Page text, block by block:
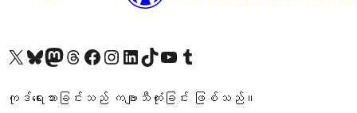
ကျွန်ုပ်တို့၏ X (ယခင် Twitter) အကောင့်သို့ သွားရောက်ကြည့်ရှုပါကျွန်ုပ်တို့၏ Bluesky အကောင့်သို့ ဝင်ရောက်ကြည့်ရှုရန်
ကျွန်ုပ်တို့၏ Mastodon အကောင့်သို့ သွားရောက်ကြည့်ရှုပါကျွန်ုပ်တို့၏ Threads အကောင့်သို့ ဝင်ရောက်ကြည့်ရှုရန်
ကျွန်ုပ်တို့၏ Facebook စာမျက်နှာသို့ သွားရောက်ကြည့်ရှုပါကျွန်ုပ်တို့၏ Instagram အကောင့်သို့ သွားရောက်ကြည့်ရှုပါ ကျွန်ုပ်တို့၏ LinkedIn အကောင့်သို့ သွားရောက်ကြည့်ရှုပါကျွန်ုပ်တို့၏ TikTok အကောင့်သို့ ဝင်ရောက်ကြည့်ရှုရန်
ကျွန်ုပ်တို့၏ YouTube ချန်နယ်သို့ သွားရောက်ကြည့်ရှုပါ ကျွန်ုပ်တို့၏ Tumblr အကောင့်သို့ ဝင်ရောက်ကြည့်ရှုရန်
ကုဒ်ရေးသားခြင်းသည် ကဗျာသီကုံးခြင်း ဖြစ်သည်။